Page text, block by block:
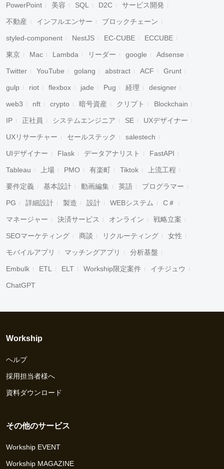
PowerPoint 美容 SQL D2C サービス開発
不動産 インフルエンサー ブロックチェーン
styled-component NestJS EC-CUBE ECCUBE
東京 Mac Lambda リーダー google Adsense
Twitter YouTube golang abstract ACF Grunt
gulp riot flexbox jade Pug 経理 designer
web3 nft crypto 暗号資産 クリプト Blockchain
IP 正社員 システムエンジニア SE UXデザイナー
UXリサーチャー セールステック salestech
UIデザイナー Flask データアナリスト FastAPI
Tableau 上場 PMO 有楽町 Tiktok 上流工程
要件定義 基本設計 動画編集 英語 プログラマー
PG 詳細設計 製造 設計 WEBシステム C＃
マネージャー 決済サービス オンライン 戦略立案
SEOマーケティング 商談 リクルーティング 女性
モバイルアプリ マッチングアプリ 分析基盤
Embulk ETL ELT Workship限定案件 イチジュウ
ChatGPT
Workship
ヘルプ
採用担当者様へ
資料ダウンロード
その他のサービス
Workship EVENT
Workship MAGAZINE